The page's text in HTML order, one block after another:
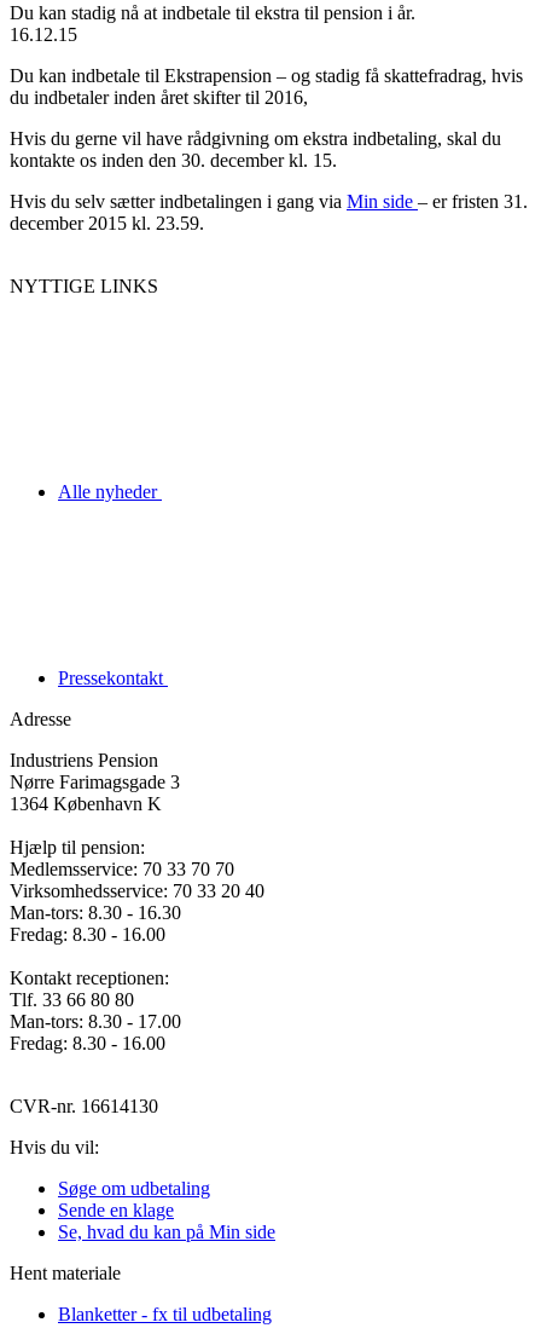
Du kan stadig nå at indbetale til ekstra til pension i år.
16.12.15
Du kan indbetale til Ekstrapension – og stadig få skattefradrag, hvis
du indbetaler inden året skifter til 2016,
Hvis du gerne vil have rådgivning om ekstra indbetaling, skal du
kontakte os inden den 30. december kl. 15.
Hvis du selv sætter indbetalingen i gang via Min side – er fristen 31.
december 2015 kl. 23.59.
NYTTIGE LINKS
Alle nyheder
Pressekontakt
Adresse
Industriens Pension
Nørre Farimagsgade 3
1364 København K
Hjælp til pension:
Medlemsservice: 70 33 70 70
Virksomhedsservice: 70 33 20 40
Man-tors: 8.30 - 16.30
Fredag: 8.30 - 16.00
Kontakt receptionen:
Tlf. 33 66 80 80
Man-tors: 8.30 - 17.00
Fredag: 8.30 - 16.00
CVR-nr. 16614130
Hvis du vil:
Søge om udbetaling
Sende en klage
Se, hvad du kan på Min side
Hent materiale
Blanketter - fx til udbetaling